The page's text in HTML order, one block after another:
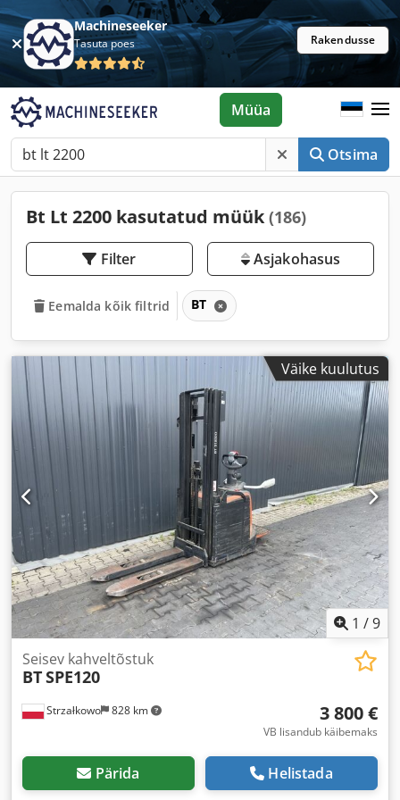
Machineseeker
Tasuta poes Rakendusse
Otsima
Müüa
Bt Lt 2200 kasutatud müük (186)
Filter Asjakohasus
Eemalda kõik filtrid BT
Väike kuulutus
1 /9
Strzałkowo 828 km
Seisev kahveltõstuk
BTSPE120
3 800 €
VB lisandub käibemaks
Pärida Helistada